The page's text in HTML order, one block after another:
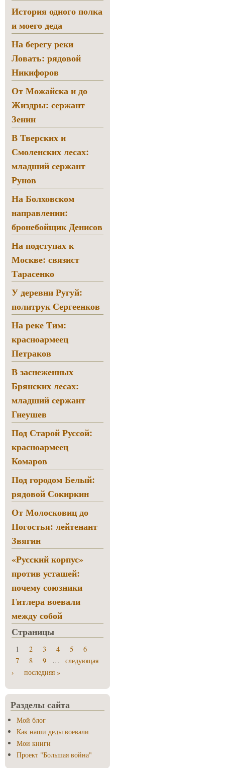
История одного полка
и моего деда
На берегу реки
Ловать: рядовой
Никифоров
От Можайска и до
Жиздры: сержант
Зенин
В Тверских и
Смоленских лесах:
младший сержант
Рунов
На Болховском
направлении:
бронебойщик Денисов
На подступах к
Москве: связист
Тарасенко
У деревни Ругуй:
политрук Сергеенков
На реке Тим:
красноармеец
Петраков
В заснеженных
Брянских лесах:
младший сержант
Гнеушев
Под Старой Руссой:
красноармеец
Комаров
Под городом Белый:
рядовой Сокиркин
От Молосковиц до
Погостья: лейтенант
Звягин
«Русский корпус»
против усташей:
почему союзники
Гитлера воевали
между собой
Страницы
1 2 3 4 5
6
7
8 9 …
следующая
›
последняя »
Разделы сайта
Мой блог
Как наши деды воевали
Мои книги
Проект "Большая война"